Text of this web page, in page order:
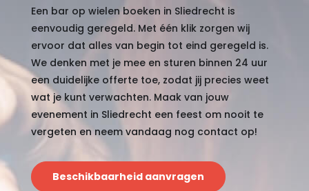
Een bar op wielen boeken in Sliedrecht is
eenvoudig geregeld. Met één klik zorgen wij
ervoor dat alles van begin tot eind geregeld is.
We denken met je mee en sturen binnen 24 uur
een duidelijke offerte toe, zodat jij precies weet
wat je kunt verwachten. Maak van jouw
evenement in Sliedrecht een feest om nooit te
vergeten en neem vandaag nog contact op!
Beschikbaarheid aanvragen